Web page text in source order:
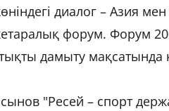
диалог – Азия
форум. Форум
дамыту мақсатында
"Ресей – спорт